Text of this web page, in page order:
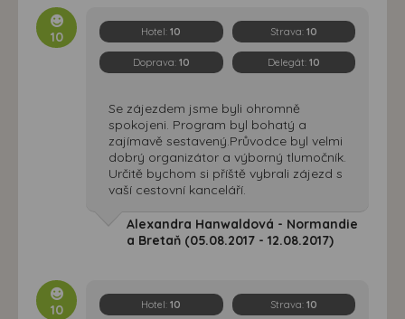
10 Hotel:10 Strava: 10
Doprava: 10 Delegát: 10
Se zájezdem jsme byli ohromně
spokojeni. Program byl bohatý a
zajímavě sestavený.Průvodce byl velmi
dobrý organizátor a výborný tlumočník.
Určitě bychom si příště vybrali zájezd s
vaší cestovní kanceláří.
Alexandra Hanwaldová - Normandie
a Bretaň (05.08.2017 - 12.08.2017)
10 Hotel:10 Strava: 10